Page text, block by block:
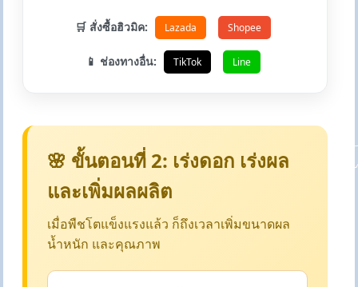
🛒 สั่งซื้อฮิวมิค: Lazada Shopee
📱 ช่องทางอื่น: TikTok Line
🌸 ขั้นตอนที่ 2: เร่งดอก เร่งผล
และเพิ่มผลผลิต
เมื่อพืชโตแข็งแรงแล้ว ก็ถึงเวลาเพิ่มขนาดผล
น้ำหนัก และคุณภาพ